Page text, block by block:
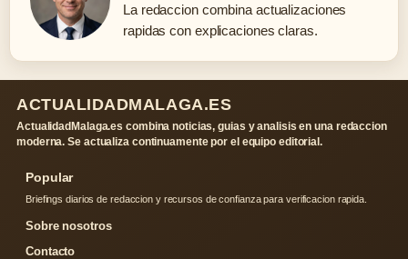
La redaccion combina actualizaciones
rapidas con explicaciones claras.
ACTUALIDADMALAGA.ES
ActualidadMalaga.es combina noticias, guias y analisis en una redaccion
moderna. Se actualiza continuamente por el equipo editorial.
Popular
Briefings diarios de redaccion y recursos de confianza para verificacion rapida.
Sobre nosotros
Contacto